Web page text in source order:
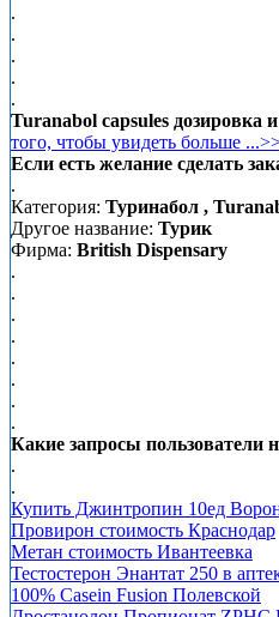
.
.
.
.
.
Turanabol capsules дозировка
того, чтобы увидеть больше
Если есть желание сделать
.
Категория: Туринабол ,
Другое название: Турик
Фирма: British Dispensary
.
.
.
.
.
.
.
.
Какие запросы пользователи
.
.
Купить Джинтропин 10ед
Провирон стоимость Краснодар
Метан стоимость Ивантеевка
Тестостерон Энантат 250 в
100% Casein Fusion Полевской